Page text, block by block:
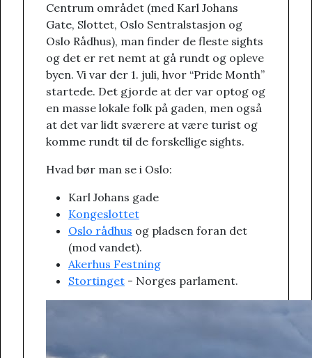
Centrum området (med Karl Johans
Gate, Slottet, Oslo Sentralstasjon og
Oslo Rådhus), man finder de fleste sights
og det er ret nemt at gå rundt og opleve
byen. Vi var der 1. juli, hvor “Pride Month”
startede. Det gjorde at der var optog og
en masse lokale folk på gaden, men også
at det var lidt sværere at være turist og
komme rundt til de forskellige sights.
Hvad bør man se i Oslo:
Karl Johans gade
Kongeslottet
Oslo rådhus og pladsen foran det
(mod vandet).
Akerhus Festning
Stortinget - Norges parlament.